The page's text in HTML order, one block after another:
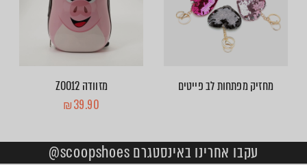
מחזיק מפתחות לב פייטים מזוודה ZOO12
₪39.90
עקבו אחרינו באינסטגרם scoopshoes@